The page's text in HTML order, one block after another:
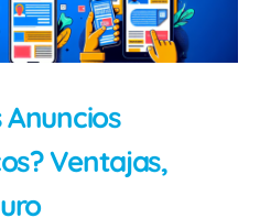
Anuncios
Ventajas,